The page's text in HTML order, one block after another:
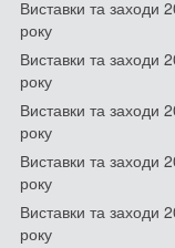
Виставки та заходи
року
Виставки та заходи
року
Виставки та заходи
року
Виставки та заходи
року
Виставки та заходи
року